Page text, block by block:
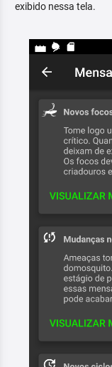
exibido nessa tela.